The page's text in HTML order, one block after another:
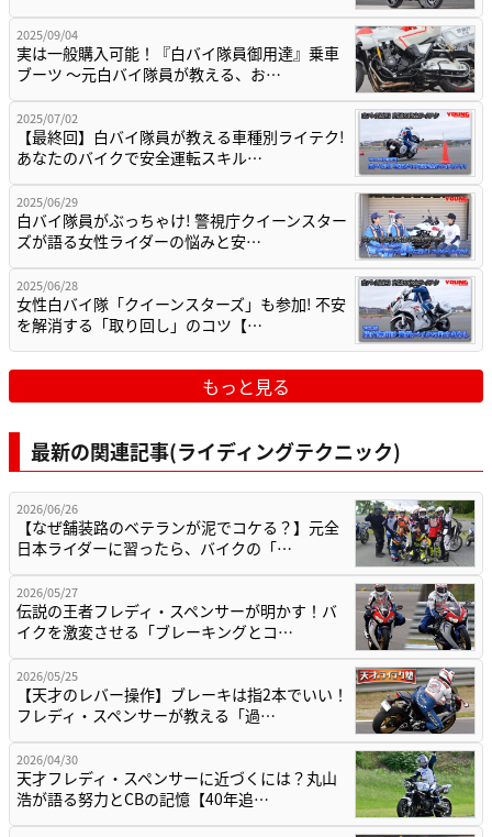
2025/09/04
実は一般購入可能！『白バイ隊員御用達』乗車
ブーツ ～元白バイ隊員が教える、お…
2025/07/02
【最終回】白バイ隊員が教える車種別ライテク!
あなたのバイクで安全運転スキル…
2025/06/29
白バイ隊員がぶっちゃけ! 警視庁クイーンスター
ズが語る女性ライダーの悩みと安…
2025/06/28
女性白バイ隊「クイーンスターズ」も参加! 不安
を解消する「取り回し」のコツ【…
もっと見る
最新の関連記事(ライディングテクニック)
2026/06/26
【なぜ舗装路のベテランが泥でコケる？】元全
日本ライダーに習ったら、バイクの「…
2026/05/27
伝説の王者フレディ・スペンサーが明かす！バ
イクを激変させる「ブレーキングとコ…
2026/05/25
【天才のレバー操作】ブレーキは指2本でいい！
フレディ・スペンサーが教える「過…
2026/04/30
天才フレディ・スペンサーに近づくには？丸山
浩が語る努力とCBの記憶【40年追…